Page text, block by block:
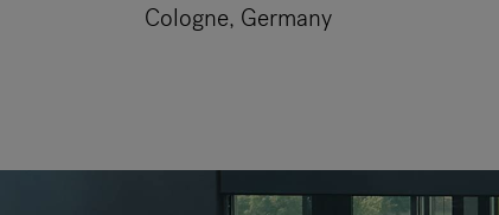
Cologne, Germany